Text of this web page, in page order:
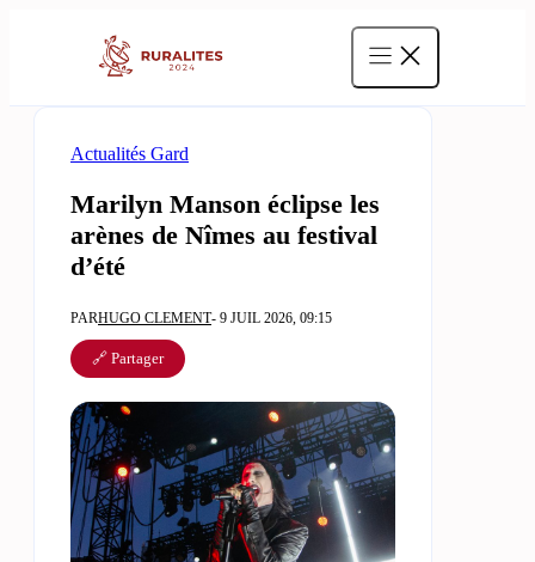
Actualités Gard
Marilyn Manson éclipse les
arènes de Nîmes au festival
d’été
PARHUGO CLEMENT- 9 JUIL 2026, 09:15
🔗 Partager